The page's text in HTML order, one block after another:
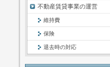
不動産賃貸事業の運営
維持費
保険
退去時の対応